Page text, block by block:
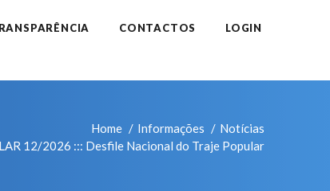
CONTACTOS LOGIN
Home Informações
Notícias
12/2026 ::: Desfile Nacional do Traje Popular